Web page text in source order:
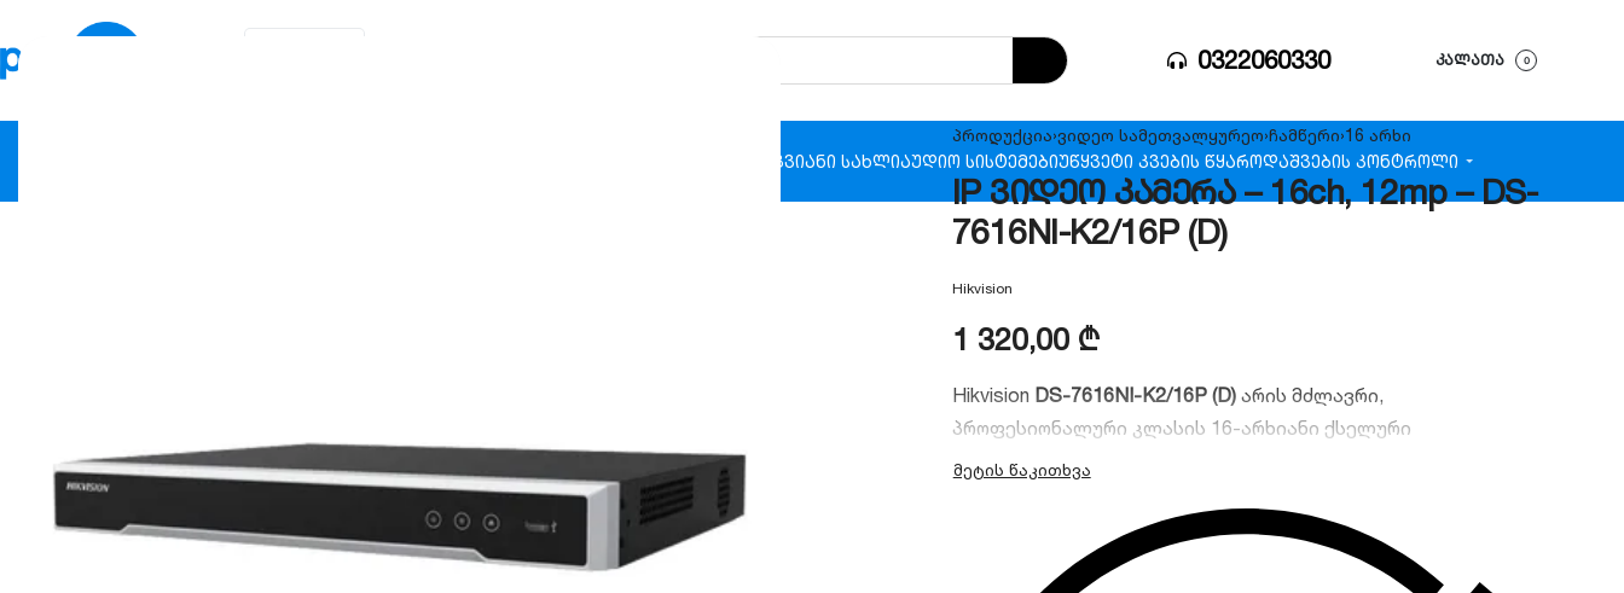
0322060330 ᲙᲐᲚᲐᲗᲐ 0
ჭკვიანი სახლიაუდიო სისტემებიუწყვეტი კვების წყაროდაშვების კონტროლი
პროდუქცია›ვიდეო სამეთვალყურეო›ჩამწერი›16 არხი
IP ვიდეო კამერა – 16ch, 12mp – DS-
7616NI-K2/16P (D)
Hikvision
1 320,00 ₾
Hikvision DS-7616NI-K2/16P (D)არის მძლავრი,
პროფესიონალური კლასის 16-არხიანი ქსელური
ვიდეოჩამწერი (NVR), აღჭურვილი 16 დამოუკიდებელი PoE
აქვს 4K Ultra HD გარჩევადობის, H.265+ ვიდეო კომპრესიისა
და 2 ერთეული SATA მყარი დისკის (10 TB-მდე თითოეული)